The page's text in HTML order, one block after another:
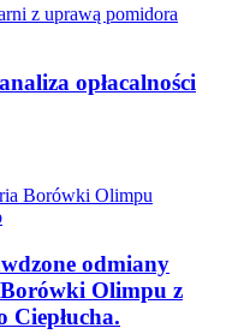
opłacalności
odmiany
Olimpu z
Ciepłucha.